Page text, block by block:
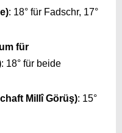
: 18° für Fadschr, 17°
für
: 18° für beide
Millî Görüş): 15°